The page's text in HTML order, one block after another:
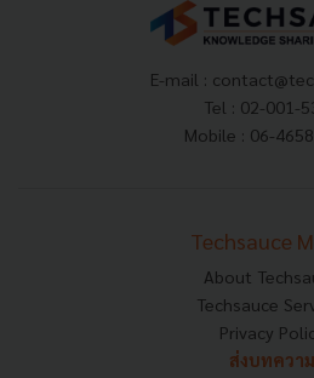
E-mail :
Tel : 02-001-
Mobile : 06-
Techsauce
About
Techsauce
Privacy
ส่งบทความ